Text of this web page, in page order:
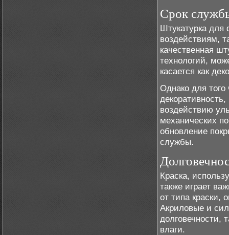
Срок
Штукатурка для
воздействиям,
качественная
технологий,
касается как
Однако для
воздействию
механических
обновление
службы.
Краска,
также играет
от типа краски,
Акриловые и
долговечности,
влаги.